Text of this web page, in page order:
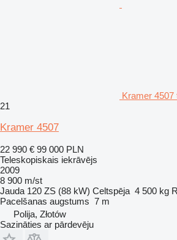
Kramer
21
Kramer 4507
22 990 € 99 000 PLN
Teleskopiskais iekrāvējs
2009
8 900 m/st
Jauda 120 ZS (88 kW) Celtspēja 4 500 kg
Pacelšanas augstums 7 m
Polija, Złotów
Sazināties ar pārdevēju